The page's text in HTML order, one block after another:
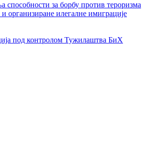
способности за борбу против тероризма
организиране илегалне имиграције
под контролом Тужилаштва БиХ